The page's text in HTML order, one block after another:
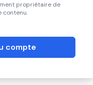
propriétaire de
contenu.
compte